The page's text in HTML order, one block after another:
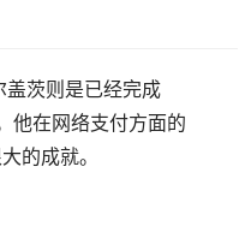
盖茨则是已经完成
他在网络支付方面的
的成就。